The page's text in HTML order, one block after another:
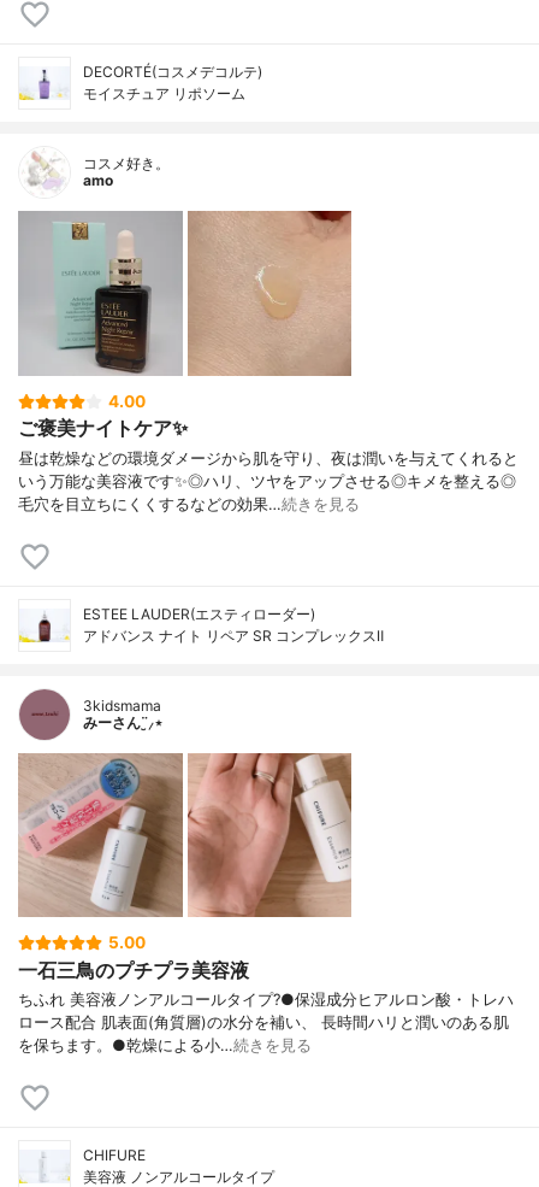
DECORTÉ(コスメデコルテ)
モイスチュア リポソーム
コスメ好き。
amo
4.00
ご褒美ナイトケア✨
昼は乾燥などの環境ダメージから肌を守り、夜は潤いを与えてくれると
いう万能な美容液です✨◎ハリ、ツヤをアップさせる◎キメを整える◎
毛穴を目立ちにくくするなどの効果…続きを見る
ESTEE LAUDER(エスティローダー)
アドバンス ナイト リペア SR コンプレックスⅡ
3kidsmama
みーさん¨̮⸝⋆
5.00
一石三鳥のプチプラ美容液
ちふれ 美容液ノンアルコールタイプ?●保湿成分ヒアルロン酸・トレハ
ロース配合 肌表面(角質層)の水分を補い、 長時間ハリと潤いのある肌
を保ちます。●乾燥による小…続きを見る
CHIFURE
美容液 ノンアルコールタイプ